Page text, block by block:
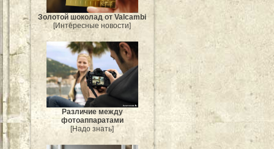
Золотой шоколад от Valcambi
[Интересные новости]
Различие между
фотоаппаратами
[Надо знать]